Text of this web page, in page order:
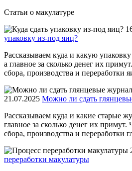
Статьи о макулатуре
упаковку из-под яиц?
Рассказываем куда и какую
а главное за сколько денег их
сбора, производства и переработки
21.07.2025 Можно ли сдать
Рассказываем куда и какие старые
главное за сколько денег их примут.
сбора, производства и переработки
переработки макулатуры